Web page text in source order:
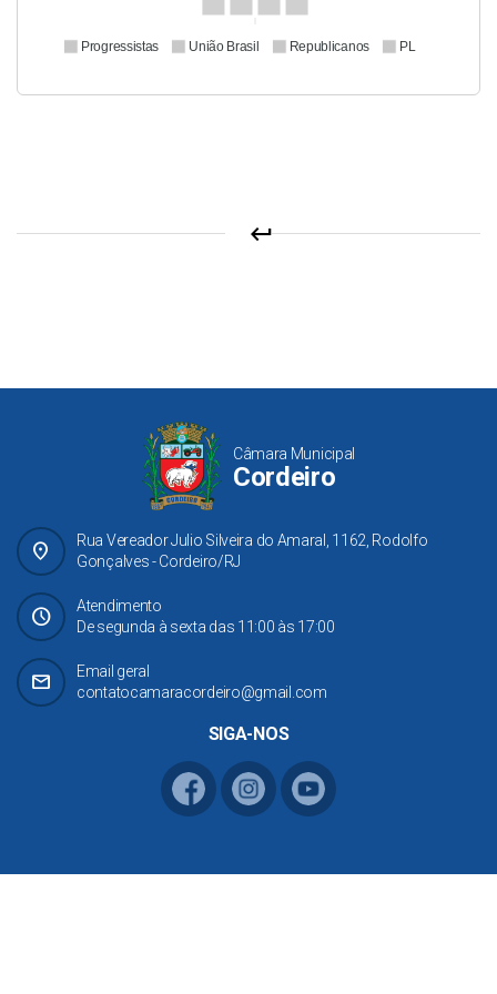
Progressistas União Brasil Republicanos PL
keyboard_return
Câmara Municipal
Cordeiro
place
Rua Vereador Julio Silveira do Amaral, 1162, Rodolfo
Gonçalves - Cordeiro/RJ
Schedule
Atendimento
De segunda à sexta das 11:00 às 17:00
mail
Email geral
contatocamaracordeiro@gmail.com
SIGA-NOS